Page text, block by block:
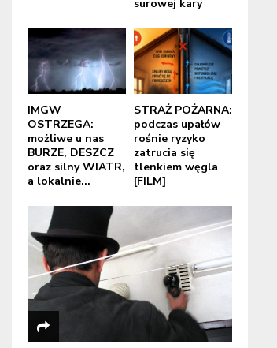
surowej kary
IMGW
OSTRZEGA:
możliwe u nas
BURZE, DESZCZ
oraz silny WIATR,
a lokalnie...
STRAŻ POŻARNA:
podczas upałów
rośnie ryzyko
zatrucia się
tlenkiem węgla
[FILM]